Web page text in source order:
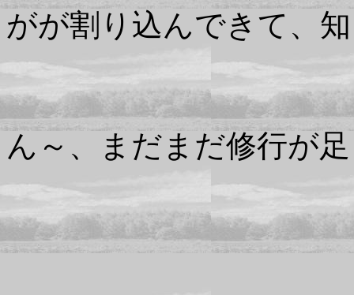
がが割り込んできて、
する
ん～、まだまだ修行が